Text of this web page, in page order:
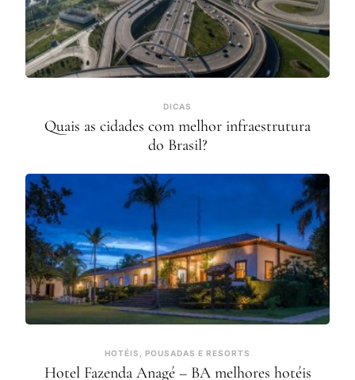
DICAS
Quais as cidades com melhor infraestrutura
do Brasil?
HOTÉIS, POUSADAS E RESORTS
Hotel Fazenda Anagé – BA melhores hotéis